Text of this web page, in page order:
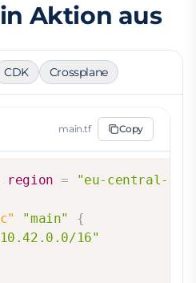
Aktion aus
CDK Crossplane
main.tf Copy
region = "eu-central-1"
"main"
{
16"